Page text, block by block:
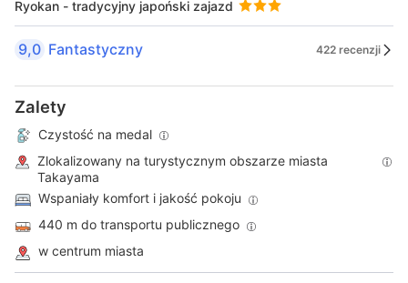
Ryokan - tradycyjny japoński zajazd
9,0 Fantastyczny 422 recenzji
Zalety
Czystość na medal
Zlokalizowany na turystycznym obszarze miasta
Takayama
Wspaniały komfort i jakość pokoju
440 m do transportu publicznego
w centrum miasta